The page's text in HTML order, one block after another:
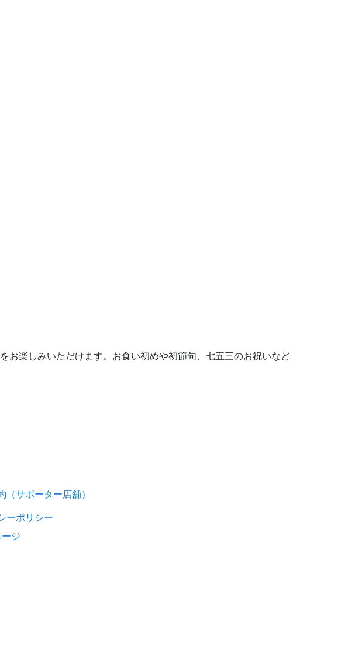
お楽しみいただけます。お食い初めや初節句、七五三のお祝いなど
（サポーター店舗）
ーポリシー
ジ